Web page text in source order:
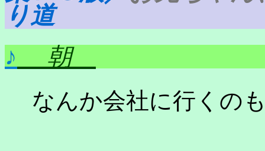
り道
♪ 朝
なんか会社に行くの